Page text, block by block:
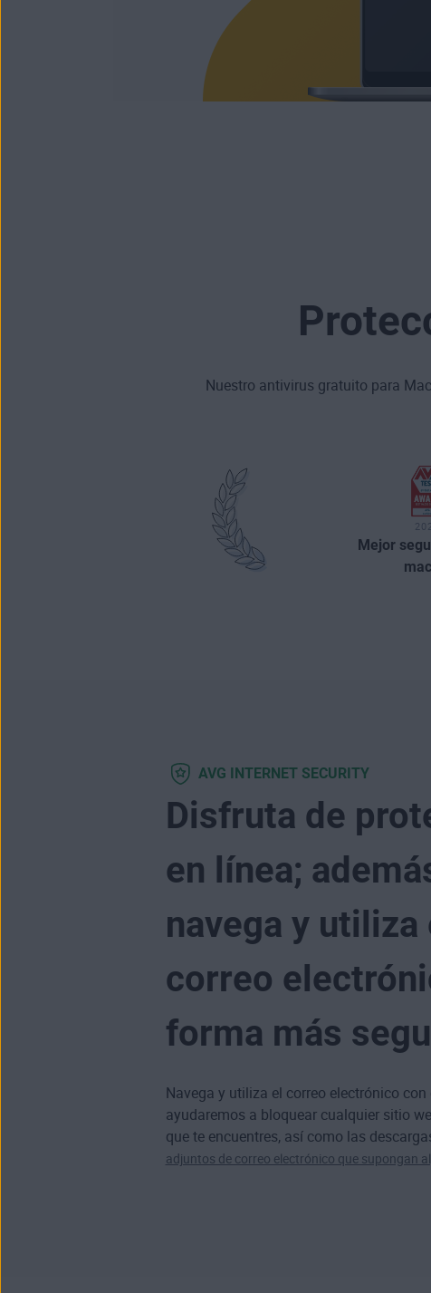
Nuestro antivirus gratuito para
Mejor
AVG INTERNET SECURITY
Disfruta de
en línea;
navega y utiliza
correo
forma más
Navega y utiliza el correo electrónico
ayudaremos a bloquear cualquier sitio
que te encuentres, así como las
adjuntos de correo electrónico que supongan